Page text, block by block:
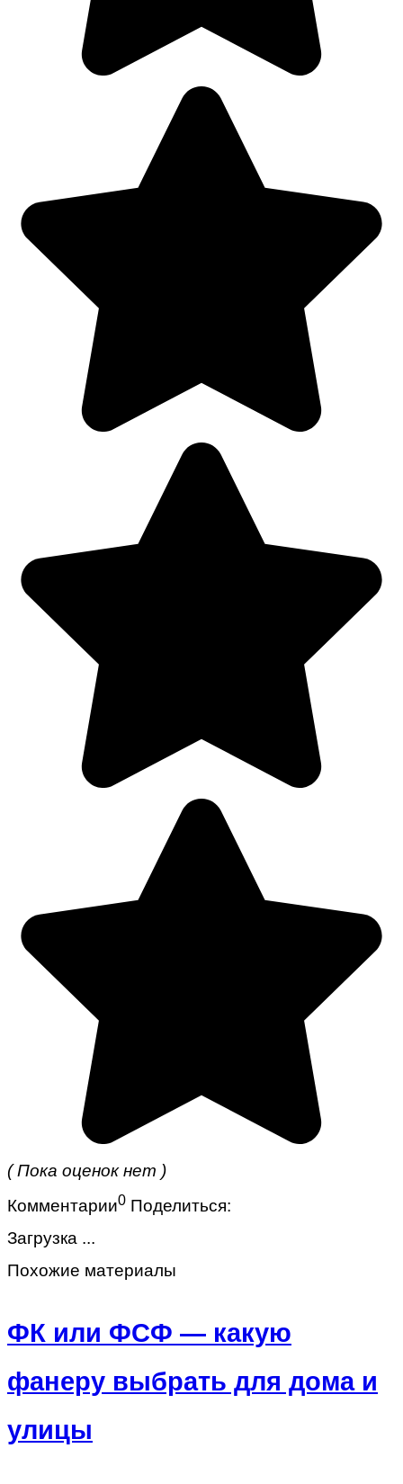
( Пока оценок нет )
Комментарии0 Поделиться:
Загрузка ...
Похожие материалы
ФК или ФСФ — какую
фанеру выбрать для дома и
улицы